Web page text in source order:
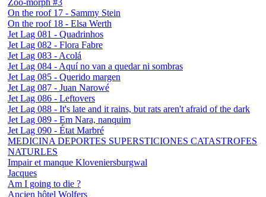
On the roof 17 - Sammy Stein
On the roof 18 - Elsa Werth
Jet Lag 081 - Quadrinhos
Jet Lag 082 - Flora Fabre
Jet Lag 083 - Acolá
Jet Lag 084 - Aquí no van a quedar ni sombras
Jet Lag 085 - Querido margen
Jet Lag 087 - Juan Narowé
Jet Lag 086 - Leftovers
Jet Lag 088 - It's late and it rains, but rats aren't afraid of the dark
Jet Lag 089 - Em Nara, nanquim
Jet Lag 090 - État Marbré
MEDICINA DEPORTES SUPERSTICIONES CATASTROFES
NATURLES
Impair et manque Kloveniersburgwal
Jacques
Am I going to die ?
Ancien hôtel Wolfers